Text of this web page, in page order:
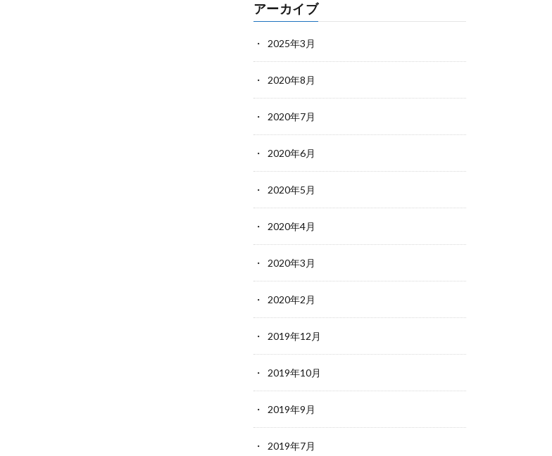
アーカイブ
2025年3月
2020年8月
2020年7月
2020年6月
2020年5月
2020年4月
2020年3月
2020年2月
2019年12月
2019年10月
2019年9月
2019年7月